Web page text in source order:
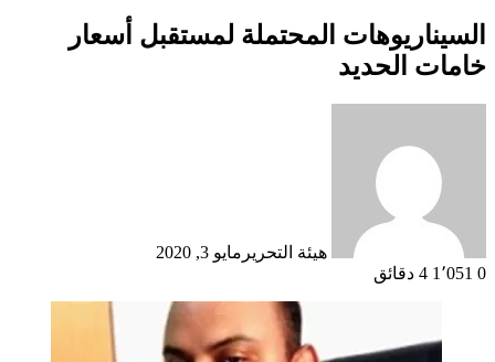
السيناريوهات المحتملة لمستقبل أسعار
خامات الحديد
هيئة التحرير مايو 3, 2020
0
4 دقائق